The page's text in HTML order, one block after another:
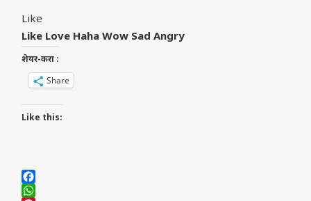
Like
Like Love Haha Wow Sad Angry
शेयर-करा :
Share
Like this:
Facebook